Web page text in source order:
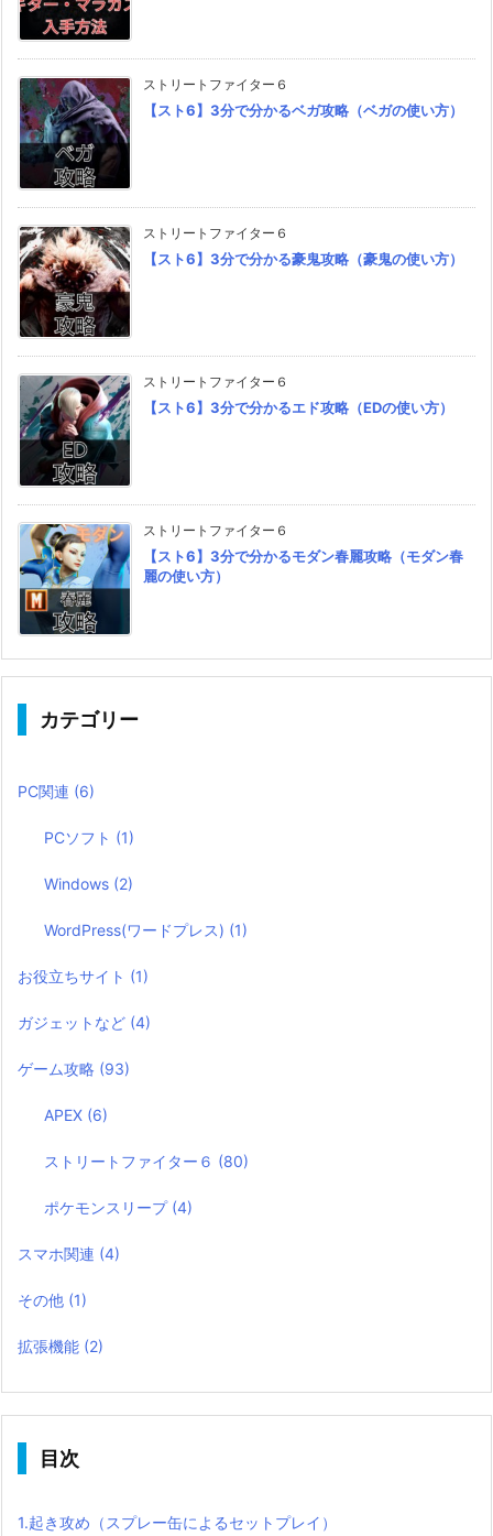
ストリートファイター６
【スト6】3分で分かるベガ攻略（ベガの使い方）
ストリートファイター６
【スト6】3分で分かる豪鬼攻略（豪鬼の使い方）
ストリートファイター６
【スト6】3分で分かるエド攻略（EDの使い方）
ストリートファイター６
【スト6】3分で分かるモダン春麗攻略（モダン春
麗の使い方）
カテゴリー
PC関連 (6)
PCソフト (1)
Windows (2)
WordPress(ワードプレス) (1)
お役立ちサイト (1)
ガジェットなど (4)
ゲーム攻略 (93)
APEX (6)
ストリートファイター６ (80)
ポケモンスリープ (4)
スマホ関連 (4)
その他 (1)
拡張機能 (2)
目次
1.起き攻め（スプレー缶によるセットプレイ）